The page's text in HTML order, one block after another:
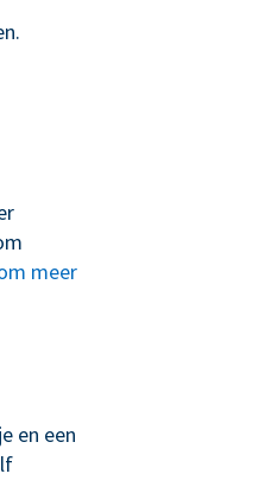
meer
en een